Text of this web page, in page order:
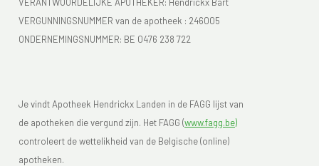
VERGUNNINGSNUMMER van de apotheek : 246005
ONDERNEMINGSNUMMER: BE 0476 238 722
Je vindt Apotheek Hendrickx Landen in de FAGG lijst van
de apotheken die vergund zijn. Het FAGG (www.fagg.be)
controleert de wettelikheid van de Belgische (online)
apotheken.